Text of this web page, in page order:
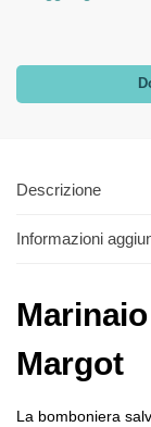
Descrizione
Informazioni
Margot
La bomboniera